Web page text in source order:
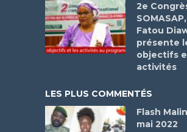
2e
Fatou
présente
objectifs
activités
LES PLUS COMMENTÉS
Flash
mai 2022